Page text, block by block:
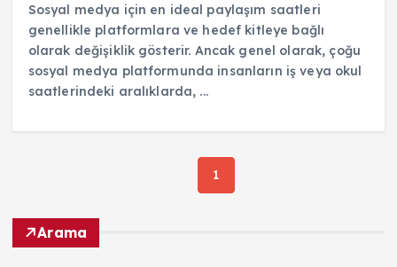
Sosyal medya için en ideal paylaşım saatleri
genellikle platformlara ve hedef kitleye bağlı
olarak değişiklik gösterir. Ancak genel olarak, çoğu
sosyal medya platformunda insanların iş veya okul
saatlerindeki aralıklarda, ...
1
Arama